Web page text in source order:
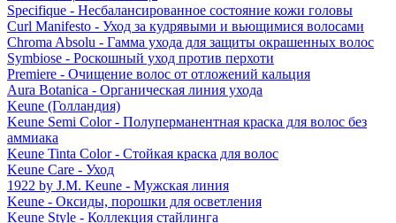
Specifique - Несбалансированное состояние кожи головы
Curl Manifesto - Уход за кудрявыми и вьющимися волосами
Chroma Absolu - Гамма ухода для защиты окрашенных волос
Symbiose - Роскошный уход против перхоти
Premiere - Очищение волос от отложений кальция
Aura Botanica - Органическая линия ухода
Keune (Голландия)
Keune Semi Color - Полуперманентная краска для волос без
аммиака
Keune Tinta Color - Стойкая краска для волос
Keune Care - Уход
1922 by J.M. Keune - Мужская линия
Keune - Оксиды, порошки для осветления
Keune Style - Коллекция стайлинга